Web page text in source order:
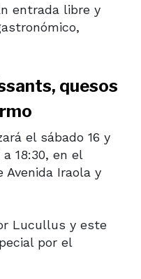
entrada libre y
quesos
el sábado 16 y
a 18:30, en el
Avenida Iraola y
Lucullus y este
por el